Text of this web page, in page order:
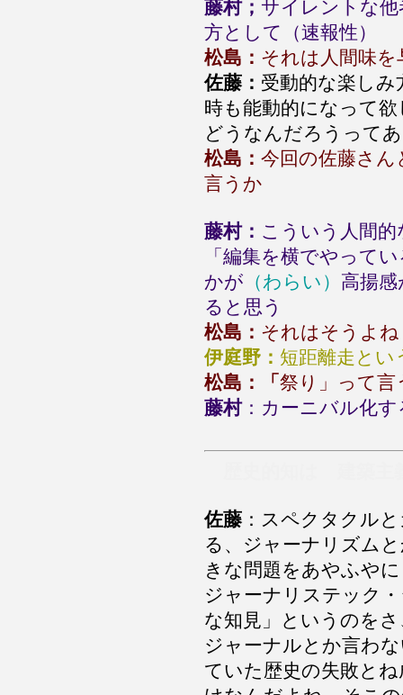
藤村； サイレントな
方として（速報性）
松島： それは人間味を
佐藤： 受動的な楽し
時も能動的になって
どうなんだろうって
松島： 今回の佐藤さん
言うか
藤村： こういう人間
「編集を横でやって
かが （わらい） 高揚
ると思う
松島： それはそうよね
伊庭野： 短距離走とい
松島：「 祭り」って言
藤村：カーニバル化す
佐藤 ：スペクタクル
る、ジャーナリズム
きな問題をあやふや
ジャーナリステック
な知見」というのを
ジャーナルとか言わ
ていた歴史の失敗と